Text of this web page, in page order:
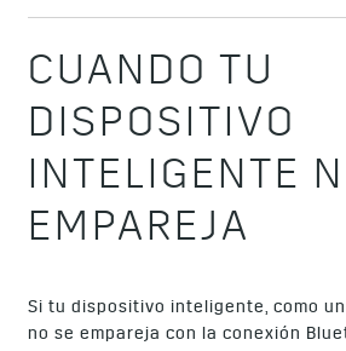
CUANDO TU
DISPOSITIVO
INTELIGENTE
EMPAREJA
Si tu dispositivo inteligente, como
no se empareja con la conexión